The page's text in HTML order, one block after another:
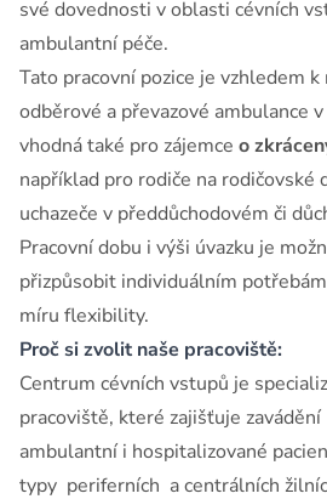
své dovednosti v oblasti cévních
ambulantní péče.
Tato pracovní pozice je vzhledem
odběrové a převazové ambulance
vhodná také pro zájemce o
například pro rodiče na rodičovské
uchazeče v předdůchodovém či
Pracovní dobu i výši úvazku je
přizpůsobit individuálním
míru flexibility.
Proč si zvolit naše pracoviště:
Centrum cévních vstupů je
pracoviště, které zajišťuje
ambulantní i hospitalizované
typy periferních a centrálních